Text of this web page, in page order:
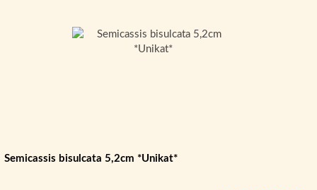
Semicassis bisulcata 5,2cm *Unikat*